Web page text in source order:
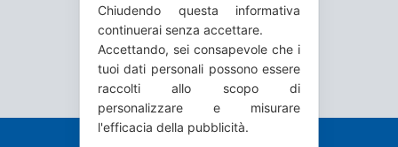
Chiudendo questa informativa
continuerai senza accettare.
Accettando, sei consapevole che i
tuoi dati personali possono essere
raccolti allo scopo di
personalizzare e misurare
l'efficacia della pubblicità.